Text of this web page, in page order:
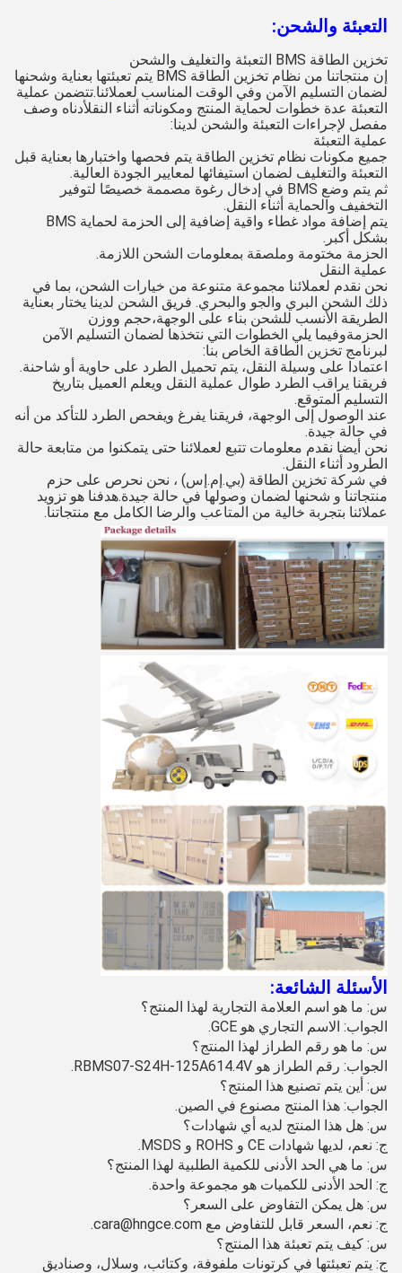
التعبئة والشحن:
تخزين الطاقة BMS التعبئة والتغليف والشحن
إن منتجاتنا من نظام تخزين الطاقة BMS يتم تعبئتها بعناية وشحنها
لضمان التسليم الآمن وفي الوقت المناسب لعملائنا.تتضمن عملية
التعبئة عدة خطوات لحماية المنتج ومكوناته أثناء النقلأدناه وصف
مفصل لإجراءات التعبئة والشحن لدينا:
عملية التعبئة
جميع مكونات نظام تخزين الطاقة يتم فحصها واختبارها بعناية قبل
التعبئة والتغليف لضمان استيفائها لمعايير الجودة العالية.
ثم يتم وضع BMS في إدخال رغوة مصممة خصيصًا لتوفير
التخفيف والحماية أثناء النقل.
يتم إضافة مواد غطاء واقية إضافية إلى الحزمة لحماية BMS
بشكل أكبر.
الحزمة مختومة وملصقة بمعلومات الشحن اللازمة.
عملية النقل
نحن نقدم لعملائنا مجموعة متنوعة من خيارات الشحن، بما في
ذلك الشحن البري والجو والبحري. فريق الشحن لدينا يختار بعناية
الطريقة الأنسب للشحن بناء على الوجهة،حجم ووزن
الحزمةوفيما يلي الخطوات التي نتخذها لضمان التسليم الآمن
لبرنامج تخزين الطاقة الخاص بنا:
اعتمادا على وسيلة النقل، يتم تحميل الطرد على حاوية أو شاحنة.
فريقنا يراقب الطرد طوال عملية النقل ويعلم العميل بتاريخ
التسليم المتوقع.
عند الوصول إلى الوجهة، فريقنا يفرغ ويفحص الطرد للتأكد من أنه
في حالة جيدة.
نحن أيضا نقدم معلومات تتبع لعملائنا حتى يتمكنوا من متابعة حالة
الطرود أثناء النقل.
في شركة تخزين الطاقة (بي.إم.إس) ، نحن نحرص على حزم
منتجاتنا و شحنها لضمان وصولها في حالة جيدة.هدفنا هو تزويد
عملائنا بتجربة خالية من المتاعب والرضا الكامل مع منتجاتنا.
الأسئلة الشائعة:
س: ما هو اسم العلامة التجارية لهذا المنتج؟
الجواب: الاسم التجاري هو GCE.
س: ما هو رقم الطراز لهذا المنتج؟
الجواب: رقم الطراز هو RBMS07-S24H-125A614.4V.
س: أين يتم تصنيع هذا المنتج؟
الجواب: هذا المنتج مصنوع في الصين.
س: هل هذا المنتج لديه أي شهادات؟
ج: نعم، لديها شهادات CE و ROHS و MSDS.
س: ما هي الحد الأدنى للكمية الطلبية لهذا المنتج؟
ج: الحد الأدنى للكميات هو مجموعة واحدة.
س: هل يمكن التفاوض على السعر؟
ج: نعم، السعر قابل للتفاوض مع cara@hngce.com.
س: كيف يتم تعبئة هذا المنتج؟
ج: يتم تعبئتها في كرتونات ملفوفة، وكتائب، وسلال، وصناديق